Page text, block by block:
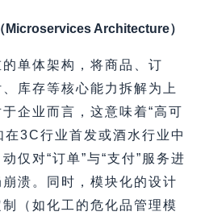
Microservices Architecture）
单体架构，将商品、订
库存等核心能力拆解为上
企业而言，这意味着“高可
在3C行业首发或酒水行业中
仅对“订单”与“支付”服务进
溃。同时，模块化的设计
（如化工的危化品管理模